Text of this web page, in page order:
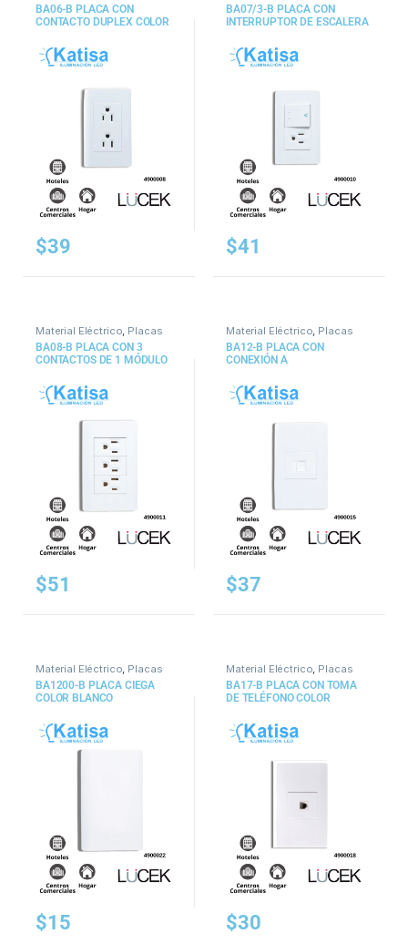
BA06-B PLACA CON
CONTACTO DUPLEX COLOR
$39
BA07/3-B PLACA CON
INTERRUPTOR DE ESCALERA
1.5 MÓDULOS COLOR
BLANCO
$41
Material Eléctrico Placas
BA08-B PLACA CON 3
CONTACTOS DE 1 MÓDULO
$51
Material Eléctrico Placas
BA12-B PLACA CON
CONEXIÓN A
BLANCO
$37
Material Eléctrico Placas
BA1200-B PLACA CIEGA
COLOR BLANCO
$15
Material Eléctrico Placas
BA17-B PLACA CON TOMA
DE TELÉFONO COLOR
$30